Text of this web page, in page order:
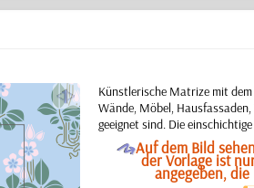
a
Künstlerische Matrize mit
Wände, Möbel,
geeignet sind. Die
OAuf dem Bild
der Vorlage ist
angegeben,